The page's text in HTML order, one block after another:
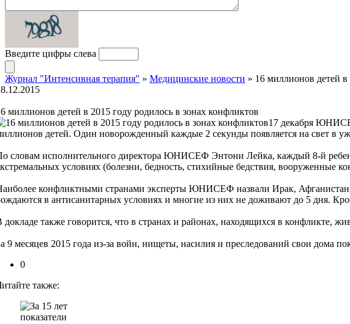
Введите цифры слева
Журнал "Интенсивная терапия" » Медицинские новости » 16 миллионов детей
миллионов детей в 2015 году родилось в зонах конфликтов
17 декабря
детей. Один новорожденный каждые 2 секунды появляется на свет в
словам исполнительного директора ЮНИСЕФ Энтони Лейка, каждый 8-й
условиях (болезни, бедность, стихийные бедствия, вооруженные
конфликтными странами эксперты ЮНИСЕФ назвали Ирак,
в антисанитарных условиях и многие из них не доживают до 5 дня.
докладе также говорится, что в странах и районах, находящихся в конфликте,
9 месяцев 2015 года из-за войн, нищеты, насилия и преследований свои дома
0
также: